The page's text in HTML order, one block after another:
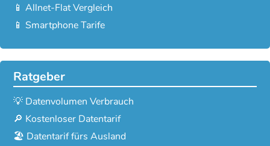
📱 Allnet-Flat Vergleich
📱 Smartphone Tarife
Ratgeber
💡 Datenvolumen Verbrauch
🔎 Kostenloser Datentarif
🏖️ Datentarif fürs Ausland